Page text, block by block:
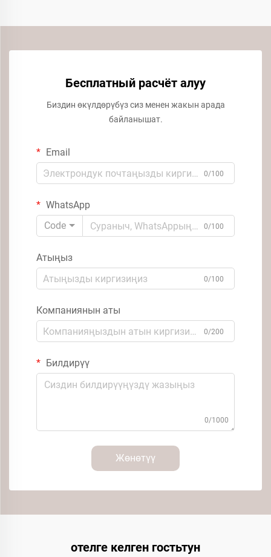
Бесплатный расчёт алуу
Биздин өкүлдөрүбүз сиз менен жакын арада
байланышат.
Email
0/100
WhatsApp
Code
0/100
Атыңыз
0/100
Компаниянын аты
0/200
Билдирүү
0/1000
Жөнөтүү
отелге келген гостьтун